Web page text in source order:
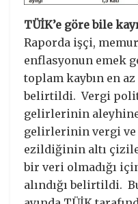
TÜİK’e göre bile
Raporda işçi,
enflasyonun emek
toplam kaybın en
belirtildi. Vergi
gelirlerinin aleyhine
gelirlerinin vergi ve
ezildiğinin altı
bir veri olmadığı
alındığı belirtildi.